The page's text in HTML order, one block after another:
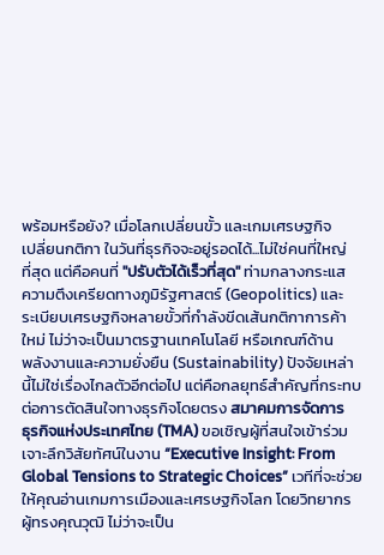
พร้อมหรือยัง? เมื่อโลกเปลี่ยนขั้ว และเกมเศรษฐกิจ
เปลี่ยนกติกา ในวันที่ธุรกิจจะอยู่รอดได้...ไม่ใช่คนที่ใหญ่
ที่สุด แต่คือคนที่ "ปรับตัวได้เร็วที่สุด" ท่ามกลางกระแส
ความตึงเครียดทางภูมิรัฐศาสตร์ (Geopolitics) และ
ระเบียบเศรษฐกิจหลายขั้วที่กำลังขีดเส้นกติกาการค้า
ใหม่ ไม่ว่าจะเป็นมาตรฐานเทคโนโลยี หรือเกณฑ์ด้าน
พลังงานและความยั่งยืน (Sustainability) ปัจจัยเหล่า
นี้ไม่ใช่เรื่องไกลตัวอีกต่อไป แต่คือกลยุทธ์สำคัญที่กระทบ
ต่อการตัดสินใจทางธุรกิจโดยตรง สมาคมการจัดการ
ธุรกิจแห่งประเทศไทย (TMA) ขอเชิญผู้ที่สนใจเข้าร่วม
เจาะลึกวิสัยทัศน์ในงาน “Executive Insight: From
Global Tensions to Strategic Choices” เวทีที่จะช่วย
ให้คุณอ่านเกมการเมืองและเศรษฐกิจโลก โดยวิทยากร
ผู้ทรงคุณวุฒิ ไม่ว่าจะเป็น